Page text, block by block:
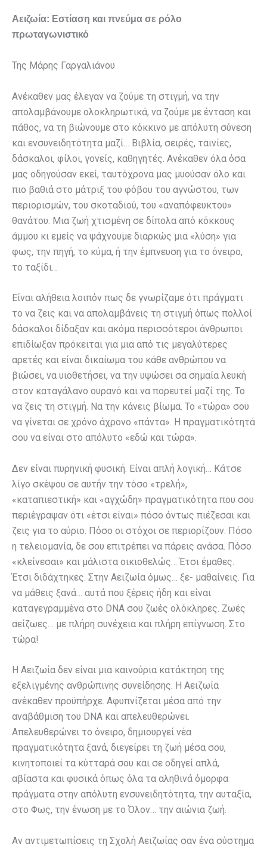
Αειζωία: Εστίαση και πνεύμα σε ρόλο
πρωταγωνιστικό
Της Μάρης Γαργαλιάνου
Ανέκαθεν μας έλεγαν να ζούμε τη στιγμή, να την
απολαμβάνουμε ολοκληρωτικά, να ζούμε με ένταση και
πάθος, να τη βιώνουμε στο κόκκινο με απόλυτη σύνεση
και ενσυνειδητότητα μαζί… Βιβλία, σειρές, ταινίες,
δάσκαλοι, φίλοι, γονείς, καθηγητές. Ανέκαθεν όλα όσα
μας οδηγούσαν εκεί, ταυτόχρονα μας μυούσαν όλο και
πιο βαθιά στο μάτριξ του φόβου του αγνώστου, των
περιορισμών, του σκοταδιού, του «αναπόφευκτου»
θανάτου. Μια ζωή χτισμένη σε δίπολα από κόκκους
άμμου κι εμείς να ψάχνουμε διαρκώς μια «λύση» για
φως, την πηγή, το κύμα, ή την έμπνευση για το όνειρο,
το ταξίδι…
Είναι αλήθεια λοιπόν πως δε γνωρίζαμε ότι πράγματι
το να ζεις και να απολαμβάνεις τη στιγμή όπως πολλοί
δάσκαλοι δίδαξαν και ακόμα περισσότεροι άνθρωποι
επιδίωξαν πρόκειται για μια από τις μεγαλύτερες
αρετές και είναι δικαίωμα του κάθε ανθρώπου να
βιώσει, να υιοθετήσει, να την υψώσει σα σημαία λευκή
στον καταγάλανο ουρανό και να πορευτεί μαζί της. Το
να ζεις τη στιγμή. Να την κάνεις βίωμα. Το «τώρα» σου
να γίνεται σε χρόνο άχρονο «πάντα». Η πραγματικότητά
σου να είναι στο απόλυτο «εδώ και τώρα».
Δεν είναι πυρηνική φυσική. Είναι απλή λογική… Κάτσε
λίγο σκέψου σε αυτήν την τόσο «τρελή»,
«καταπιεστική» και «αγχώδη» πραγματικότητα που σου
περιέγραψαν ότι «έτσι είναι» πόσο όντως πιέζεσαι και
ζεις για το αύριο. Πόσο οι στόχοι σε περιορίζουν. Πόσο
η τελειομανία, δε σου επιτρέπει να πάρεις ανάσα. Πόσο
«κλείνεσαι» και μάλιστα οικιοθελώς… Έτσι έμαθες.
Έτσι διδάχτηκες. Στην Αειζωία όμως… ξε- μαθαίνεις. Για
να μάθεις ξανά… αυτά που ξέρεις ήδη και είναι
καταγεγραμμένα στο DNA σου ζωές ολόκληρες. Ζωές
αείζωες… με πλήρη συνέχεια και πλήρη επίγνωση. Στο
τώρα!
Η Αειζωία δεν είναι μια καινούρια κατάκτηση της
εξελιγμένης ανθρώπινης συνείδησης. Η Αειζωία
ανέκαθεν προϋπήρχε. Αφυπνίζεται μέσα από την
αναβάθμιση του DNA και απελευθερώνει.
Απελευθερώνει το όνειρο, δημιουργεί νέα
πραγματικότητα ξανά, διεγείρει τη ζωή μέσα σου,
κινητοποιεί τα κύτταρά σου και σε οδηγεί απλά,
αβίαστα και φυσικά όπως όλα τα αληθινά όμορφα
πράγματα στην απόλυτη ενσυνειδητότητα, την αυταξία,
στο Φως, την ένωση με το Όλον… την αιώνια ζωή.
Αν αντιμετωπίσεις τη Σχολή Αειζωίας σαν ένα σύστημα